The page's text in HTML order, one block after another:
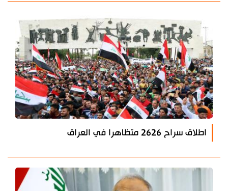
اطلاق سراح 2626 متظاهرا في العراق